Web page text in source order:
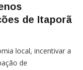
de Itaporã
local, incentivar a
de